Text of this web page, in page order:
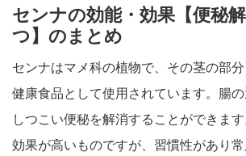
センナの効能・効果【便秘
つ】のまとめ
センナはマメ科の植物で、その茎の部
健康食品として使用されています。腸
しつこい便秘を解消することができま
効果が高いものですが、習慣性があり